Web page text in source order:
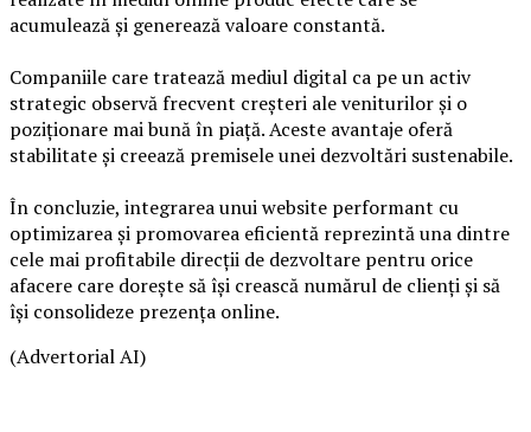
acumulează și generează valoare constantă.
Companiile care tratează mediul digital ca pe un activ
strategic observă frecvent creșteri ale veniturilor și o
poziționare mai bună în piață. Aceste avantaje oferă
stabilitate și creează premisele unei dezvoltări sustenabile.
În concluzie, integrarea unui website performant cu
optimizarea și promovarea eficientă reprezintă una dintre
cele mai profitabile direcții de dezvoltare pentru orice
afacere care dorește să își crească numărul de clienți și să
își consolideze prezența online.
(Advertorial AI)